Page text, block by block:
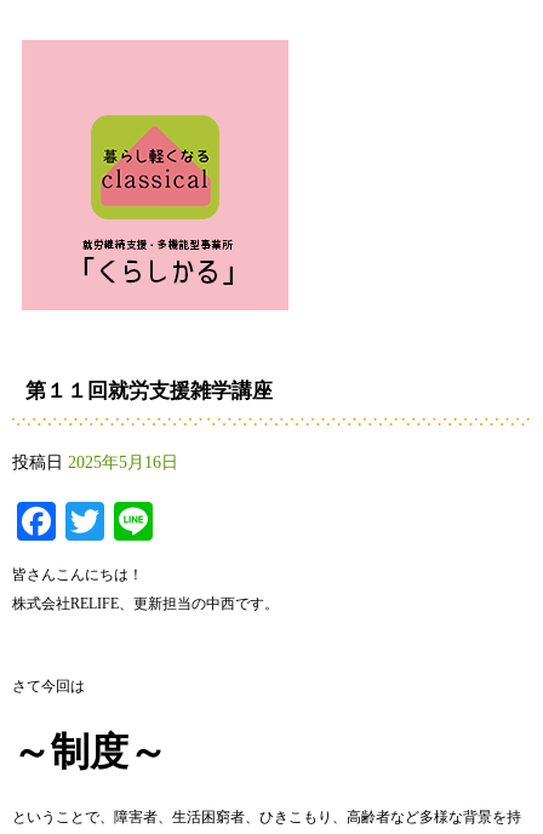
第１１回就労支援雑学講座
投稿日 2025年5月16日
Facebook
Twitter
皆さんこんにちは！
株式会社RELIFE、更新担当の中西です。
さて今回は
～制度～
ということで、 障害者、 生活困窮者、 ひき こ も り、 高齢者など多様な背景を持